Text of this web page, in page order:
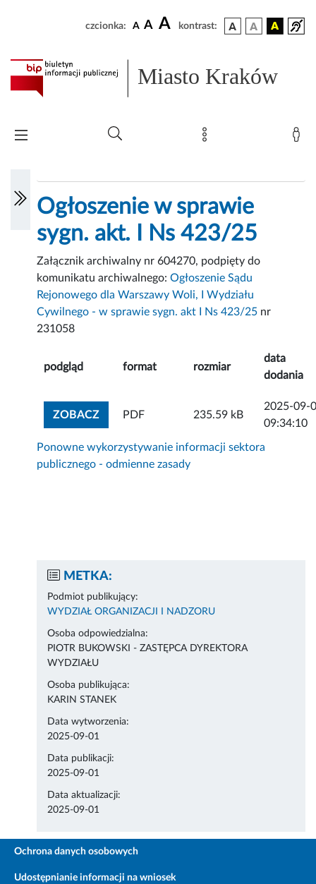
czcionka: A A A kontrast:
Miasto Kraków
Ogłoszenie w sprawie
sygn. akt. I Ns 423/25
Załącznik archiwalny nr 604270, podpięty do
komunikatu archiwalnego:Ogłoszenie Sądu
Rejonowego dla Warszawy Woli, I Wydziału
Cywilnego - w sprawie sygn. akt I Ns 423/25 nr
231058
podgląd format rozmiar
data
dodania
ZOBACZZOBACZ ZAŁĄCZNIK
PDF 235.59 kB
2025-09-
09:34:10
Ponowne wykorzystywanie informacji sektora
publicznego - odmienne zasady
METKA:
Podmiot publikujący:
WYDZIAŁ ORGANIZACJI I NADZORU
Osoba odpowiedzialna:
PIOTR BUKOWSKI - ZASTĘPCA DYREKTORA
WYDZIAŁU
Osoba publikująca:
KARIN STANEK
Data wytworzenia:
2025-09-01
Data publikacji:
2025-09-01
Data aktualizacji:
2025-09-01
Ochrona danych osobowych
Udostępnianie informacji na wniosek